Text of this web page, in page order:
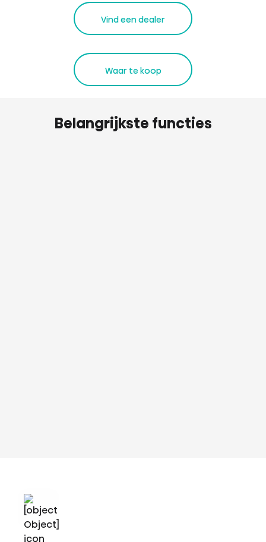
Vind een dealer
Waar te koop
Belangrijkste functies